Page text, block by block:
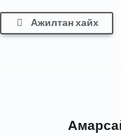
Ажилтан хайх